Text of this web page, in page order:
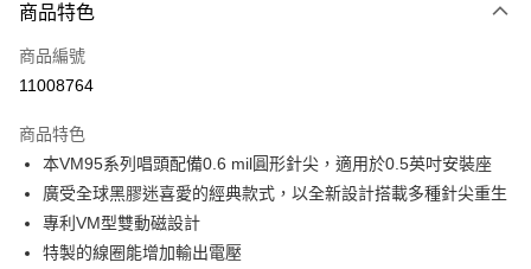
宅配
每筆NT$130，滿NT$399(含以上)免運費
商品特色
商品編號
11008764
商品特色
本VM95系列唱頭配備0.6 mil圓形針尖，適用於0.5英吋安裝座
廣受全球黑膠迷喜愛的經典款式，以全新設計搭載多種針尖重生
專利VM型雙動磁設計
特製的線圈能增加輸出電壓